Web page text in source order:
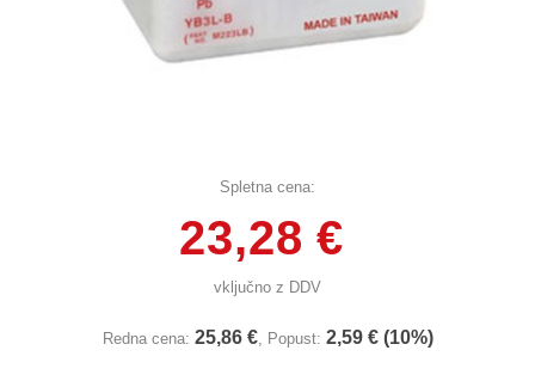
Spletna cena:
23,28 €
vključno z DDV
Redna cena: 25,86 €, Popust: 2,59 € (10%)